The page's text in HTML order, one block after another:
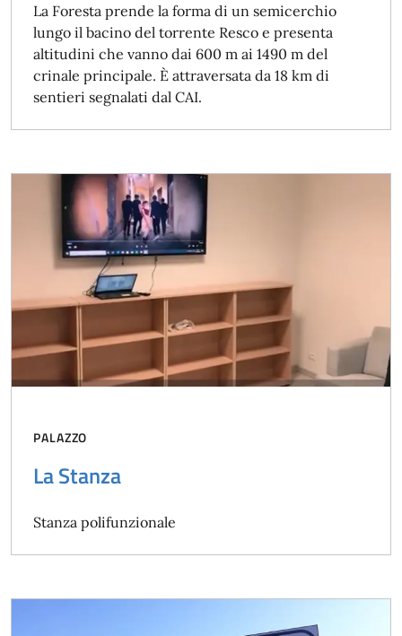
La Foresta prende la forma di un semicerchio
lungo il bacino del torrente Resco e presenta
altitudini che vanno dai 600 m ai 1490 m del
crinale principale. È attraversata da 18 km di
sentieri segnalati dal CAI.
PALAZZO
La Stanza
Stanza polifunzionale